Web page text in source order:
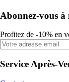
Abonnez-vous à
Profitez de -10% en
Service Après-